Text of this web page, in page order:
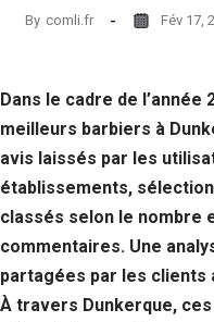
By comli.fr Fév 17,
Dans le cadre de l’année
meilleurs barbiers à
avis laissés par les
établissements,
classés selon le nombre
commentaires. Une
partagées par les
À travers Dunkerque,